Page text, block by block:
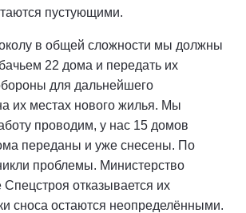
пустующими.
в общей сложности мы должны
22 дома и передать их
для дальнейшего
их местах нового жилья. Мы
проводим, у нас 15 домов
переданы и уже снесены. По
проблемы. Министерство
отказывается их
сноса остаются неопределёнными.